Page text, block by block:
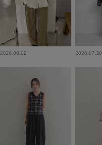
2026.08.02 2026.07.30